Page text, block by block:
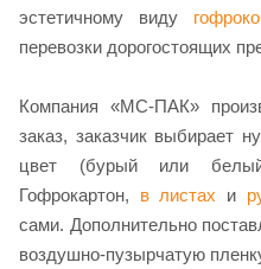
эстетичному виду
перевозки дорогостоящих
Компания «МС-ПАК»
заказ, заказчик выбирает
цвет (бурый или
Гофрокартон, в листах и
сами. Дополнительно
воздушно-пузырчатую